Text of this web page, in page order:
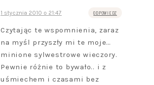
1 stycznia 2010 o 21:47 ODPOWIEDZ
Czytając te wspomnienia, zaraz
na myśl przyszły mi te moje…
minione sylwestrowe wieczory.
Pewnie różnie to bywało.. i z
uśmiechem i czasami bez